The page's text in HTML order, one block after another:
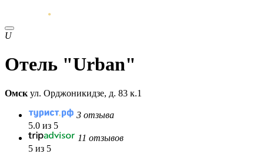
U
Отель "Urban"
Омск ул. Орджоникидзе, д. 83 к.1
3 отзыва
5.0 из 5
11 отзывов
5 из 5